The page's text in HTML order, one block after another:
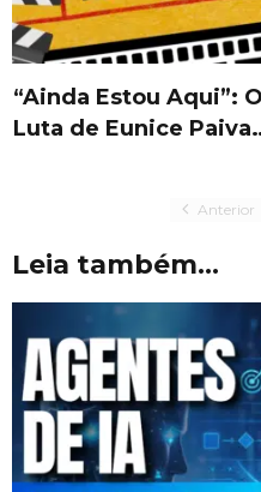
“Ainda Estou Aqui”:
Luta de Eunice
Anterior
Leia também...